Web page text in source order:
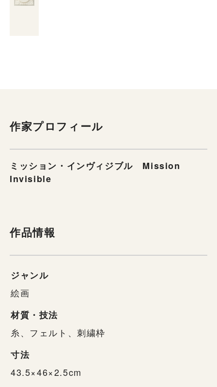
作家プロフィール
ミッション・インヴィジブル Mission
Invisible
作品情報
ジャンル
絵画
材質・技法
糸、フェルト、刺繍枠
寸法
43.5×46×2.5cm